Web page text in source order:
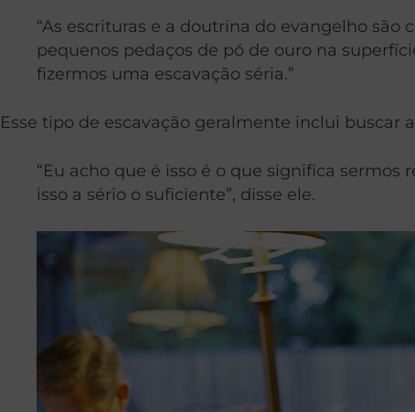
“As escrituras e a doutrina do evangelho
pequenos pedaços de pó de ouro na
fizermos uma escavação séria.”
Esse tipo de escavação geralmente inclui buscar
“Eu acho que é isso é o que significa
isso a sério o suficiente”, disse ele.